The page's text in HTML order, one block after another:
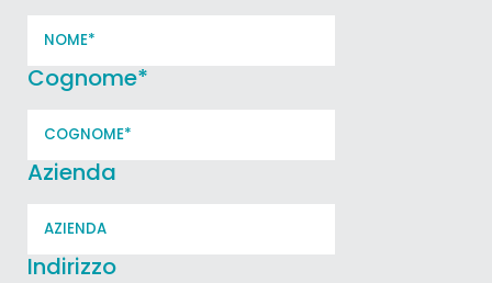
Cognome*
Azienda
Indirizzo